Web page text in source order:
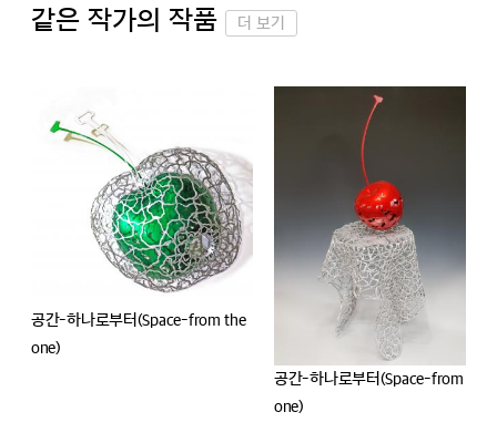
같은 작가의 작품 더 보기
공간-하나로부터(Space-from the
one)
공간-하나로부터(Space-from the
one)